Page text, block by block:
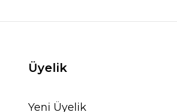
Üyelik
Yeni Üyelik